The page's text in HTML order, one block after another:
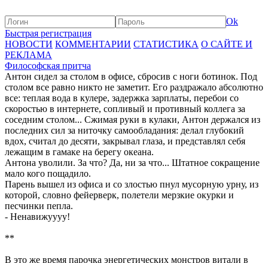
Ok
Быстрая регистрация
НОВОСТИ КОММЕНТАРИИ СТАТИСТИКА О САЙТЕ И
РЕКЛАМА
Философская притча
Антон сидел за столом в офисе, сбросив с ноги ботинок. Под
столом все равно никто не заметит. Его раздражало абсолютно
все: теплая вода в кулере, задержка зарплаты, перебои со
скоростью в интернете, сопливый и противный коллега за
соседним столом... Сжимая руки в кулаки, Антон держался из
последних сил за ниточку самообладания: делал глубокий
вдох, считал до десяти, закрывал глаза, и представлял себя
лежащим в гамаке на берегу океана.
Антона уволили. За что? Да, ни за что... Штатное сокращение
мало кого пощадило.
Парень вышел из офиса и со злостью пнул мусорную урну, из
которой, словно фейерверк, полетели мерзкие окурки и
песчинки пепла.
- Ненавижуууу!
**
В это же время парочка энергетических монстров витали в